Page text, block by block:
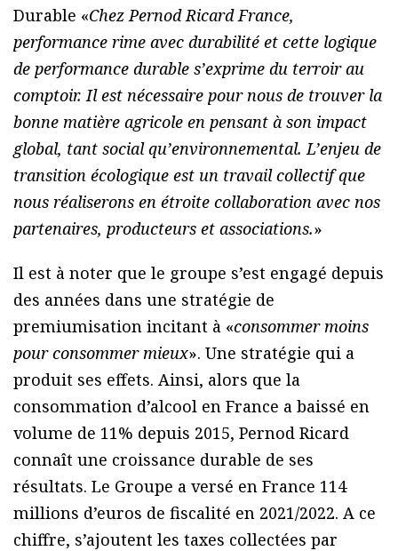
Durable «Chez Pernod Ricard France,
performance rime avec durabilité et cette logique
de performance durable s’exprime du terroir au
comptoir. Il est nécessaire pour nous de trouver la
bonne matière agricole en pensant à son impact
global, tant social qu’environnemental. L’enjeu de
transition écologique est un travail collectif que
nous réaliserons en étroite collaboration avec nos
partenaires, producteurs et associations.»
Il est à noter que le groupe s’est engagé depuis
des années dans une stratégie de
premiumisation incitant à «consommer moins
pour consommer mieux». Une stratégie qui a
produit ses effets. Ainsi, alors que la
consommation d’alcool en France a baissé en
volume de 11% depuis 2015, Pernod Ricard
connaît une croissance durable de ses
résultats. Le Groupe a versé en France 114
millions d’euros de fiscalité en 2021/2022. A ce
chiffre, s’ajoutent les taxes collectées par